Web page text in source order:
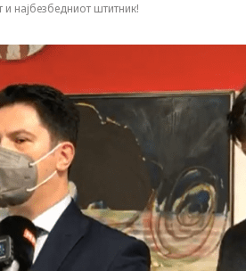
најбезбедниот штитник!